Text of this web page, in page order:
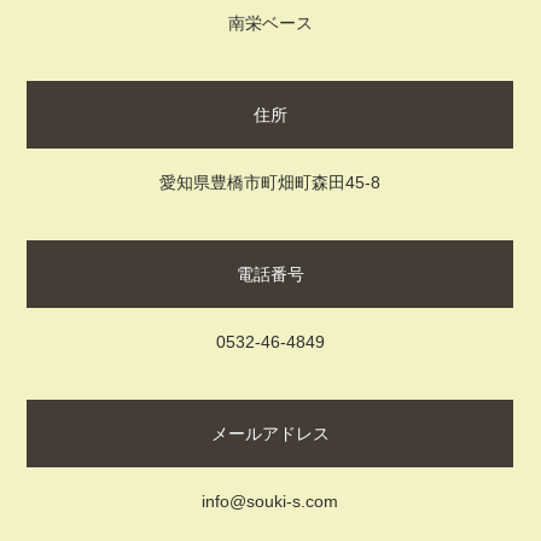
南栄ベース
住所
愛知県豊橋市町畑町森田45-8
電話番号
0532-46-4849
メールアドレス
info@souki-s.com